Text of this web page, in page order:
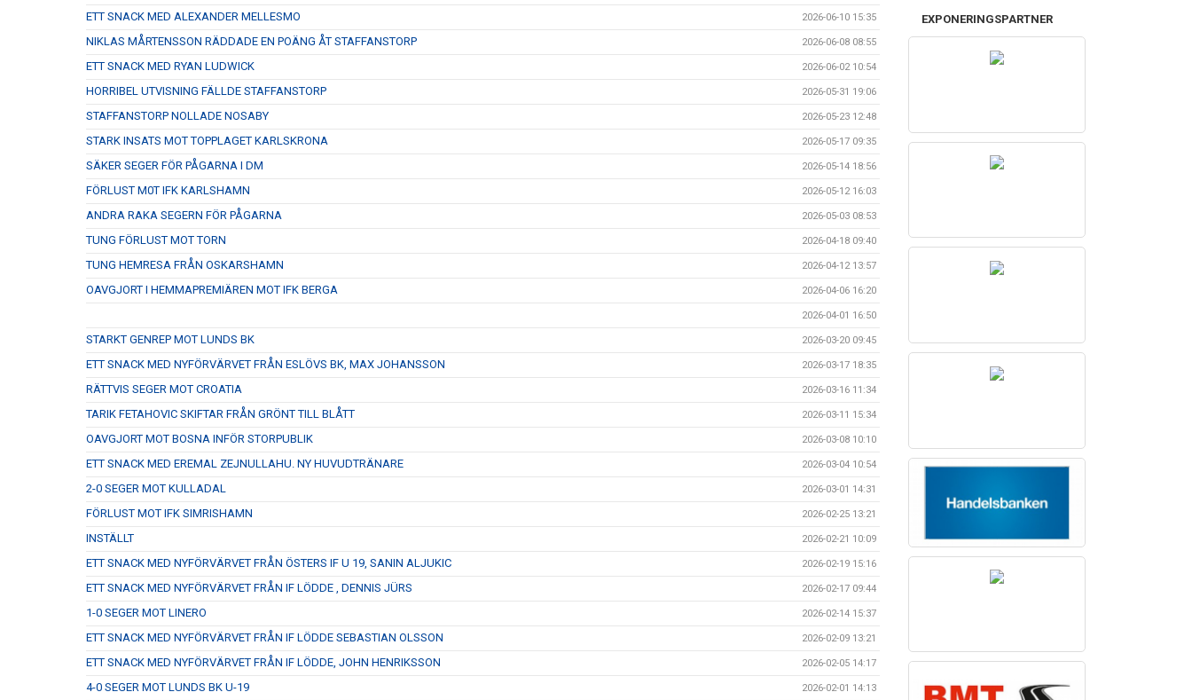
ETT SNACK MED ALEXANDER MELLESMO 2026-06-10 15:35
NIKLAS MÅRTENSSON RÄDDADE EN POÄNG ÅT STAFFANSTORP 2026-06-08 08:55
ETT SNACK MED RYAN LUDWICK 2026-06-02 10:54
HORRIBEL UTVISNING FÄLLDE STAFFANSTORP 2026-05-31 19:06
STAFFANSTORP NOLLADE NOSABY 2026-05-23 12:48
STARK INSATS MOT TOPPLAGET KARLSKRONA 2026-05-17 09:35
SÄKER SEGER FÖR PÅGARNA I DM 2026-05-14 18:56
FÖRLUST M0T IFK KARLSHAMN 2026-05-12 16:03
ANDRA RAKA SEGERN FÖR PÅGARNA 2026-05-03 08:53
TUNG FÖRLUST MOT TORN 2026-04-18 09:40
TUNG HEMRESA FRÅN OSKARSHAMN 2026-04-12 13:57
OAVGJORT I HEMMAPREMIÄREN MOT IFK BERGA 2026-04-06 16:20
2026-04-01 16:50
STARKT GENREP MOT LUNDS BK 2026-03-20 09:45
ETT SNACK MED NYFÖRVÄRVET FRÅN ESLÖVS BK, MAX JOHANSSON 2026-03-17 18:35
RÄTTVIS SEGER MOT CROATIA 2026-03-16 11:34
TARIK FETAHOVIC SKIFTAR FRÅN GRÖNT TILL BLÅTT 2026-03-11 15:34
OAVGJORT MOT BOSNA INFÖR STORPUBLIK 2026-03-08 10:10
ETT SNACK MED EREMAL ZEJNULLAHU. NY HUVUDTRÄNARE 2026-03-04 10:54
2-0 SEGER MOT KULLADAL 2026-03-01 14:31
FÖRLUST MOT IFK SIMRISHAMN 2026-02-25 13:21
INSTÄLLT 2026-02-21 10:09
ETT SNACK MED NYFÖRVÄRVET FRÅN ÖSTERS IF U 19, SANIN ALJUKIC 2026-02-19 15:16
ETT SNACK MED NYFÖRVÄRVET FRÅN IF LÖDDE , DENNIS JÜRS 2026-02-17 09:44
1-0 SEGER MOT LINERO 2026-02-14 15:37
ETT SNACK MED NYFÖRVÄRVET FRÅN IF LÖDDE SEBASTIAN OLSSON 2026-02-09 13:21
ETT SNACK MED NYFÖRVÄRVET FRÅN IF LÖDDE, JOHN HENRIKSSON 2026-02-05 14:17
4-0 SEGER MOT LUNDS BK U-19 2026-02-01 14:13
EXPONERINGSPARTNER